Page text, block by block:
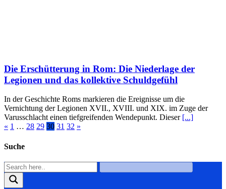
Die Erschütterung in Rom: Die Niederlage der
Legionen und das kollektive Schuldgefühl
In der Geschichte Roms markieren die Ereignisse um die
Vernichtung der Legionen XVII., XVIII. und XIX. im Zuge der
Varusschlacht einen tiefgreifenden Wendepunkt. Dieser [...]
« 1 … 28 29 30 31 32 »
Suche